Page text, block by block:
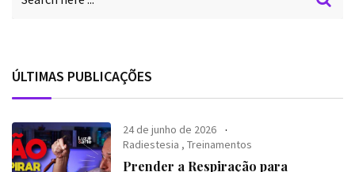
ÚLTIMAS PUBLICAÇÕES
24 de junho de 2026
Radiestesia ,Treinamentos
Prender a Respiração para